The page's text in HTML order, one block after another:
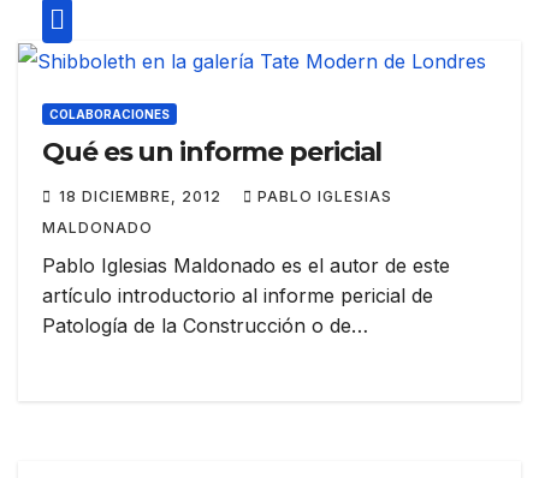
COLABORACIONES
Qué es un informe pericial
18 DICIEMBRE, 2012
PABLO IGLESIAS
MALDONADO
Pablo Iglesias Maldonado es el autor de este
artículo introductorio al informe pericial de
Patología de la Construcción o de…